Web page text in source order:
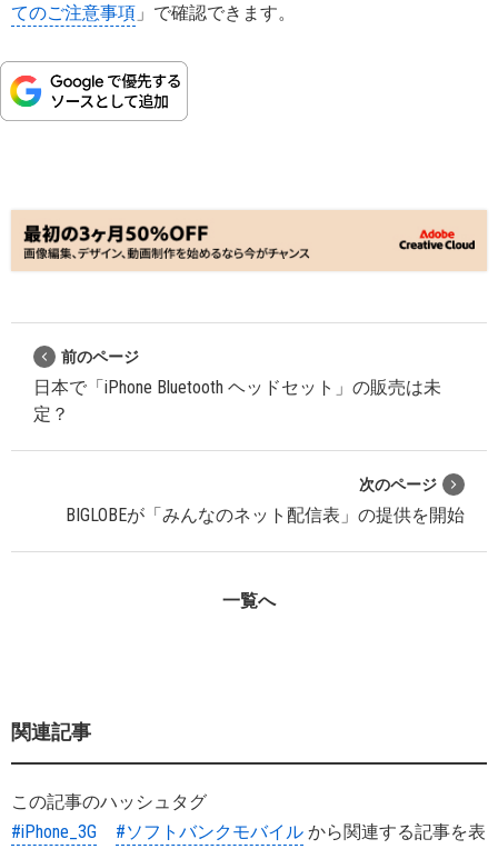
てのご注意事項 」で確認できます。
前のページ
日本で「iPhone Bluetooth ヘッドセット」の販売は未
定？
次のページ
BIGLOBEが「みんなのネット配信表」の提供を開始
一覧へ
関連記事
この記事のハッシュタグ
#iPhone_3G
#ソフトバンクモバイル から関連する記事を表